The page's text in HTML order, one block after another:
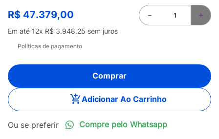
R$ 47.379,00
Em até 12x R$ 3.948,25 sem juros
＋
－
Políticas de pagamento
Comprar
Adicionar Ao Carrinho
Compre pelo Whatsapp